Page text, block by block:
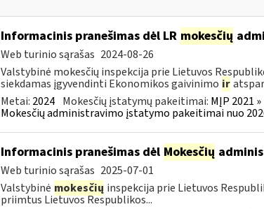
Informacinis pranešimas dėl LR mokesčių
Web turinio sąrašas 2024-08-26
Valstybinė mokesčių inspekcija prie Lietuvos
siekdamas įgyvendinti Ekonomikos gaivinimo ir
Metai: 2024 Mokesčių įstatymų pakeitimai: MĮP 2021
Mokesčių administravimo įstatymo pakeitimai nuo
Informacinis pranešimas dėl Mokesčių
Web turinio sąrašas 2025-07-01
Valstybinė mokesčių inspekcija prie Lietuvos
priimtus Lietuvos Respublikos...